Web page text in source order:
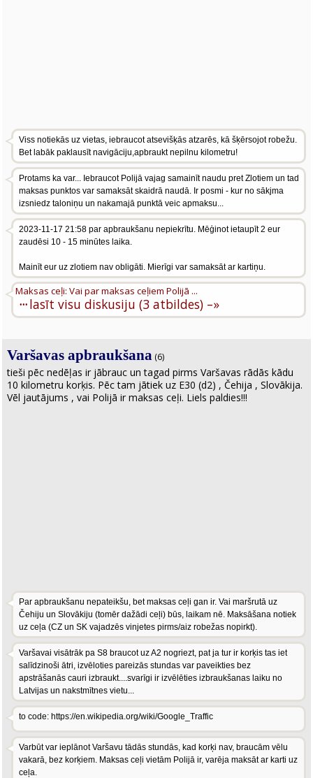
Viss notiekās uz vietas, iebraucot atsevišķās atzarēs, kā šķērsojot robežu.
Bet labāk paklausīt navigāciju,apbraukt nepilnu kilometru!
Protams ka var... Iebraucot Polijā vajag samainīt naudu pret Zlotiem un tad
maksas punktos var samaksāt skaidrā naudā. Ir posmi - kur no sākjma
izsniedz taloniņu un nakamajā punktā veic apmaksu...
2023-11-17 21:58 par apbraukšanu nepiekrītu. Mēģinot ietaupīt 2 eur
zaudēsi 10 - 15 minūtes laika.
Mainīt eur uz zlotiem nav obligāti. Mierīgi var samaksāt ar kartiņu.
···
Maksas ceļi: Vai par maksas ceļiem Polijā ...
lasīt visu diskusiju (3 atbildes) –»
Varšavas apbraukšana (6)
tieši pēc nedēļas ir jābrauc un tagad pirms Varšavas rādās kādu
10 kilometru korķis. Pēc tam jātiek uz E30 (d2) , Čehija , Slovākija.
Vēl jautājums , vai Polijā ir maksas ceļi. Liels paldies!!!
Par apbraukšanu nepateikšu, bet maksas ceļi gan ir. Vai maršrutā uz
Čehiju un Slovākiju (tomēr dažādi ceļi) būs, laikam nē. Maksāšana notiek
uz ceļa (CZ un SK vajadzēs vinjetes pirms/aiz robežas nopirkt).
Varšavai visātrāk pa S8 braucot uz A2 nogriezt, pat ja tur ir korķis tas iet
salīdzinoši ātri, izvēloties pareizās stundas var paveikties bez
apstrāšanās cauri izbraukt....svarīgi ir izvēlēties izbraukšanas laiku no
Latvijas un nakstmītnes vietu...
to code: https://en.wikipedia.org/wiki/Google_Traffic
Varbūt var ieplānot Varšavu tādās stundās, kad korķi nav, braucām vēlu
vakarā, bez korķiem. Maksas ceļi vietām Polijā ir, varēja maksāt ar karti uz
ceļa.